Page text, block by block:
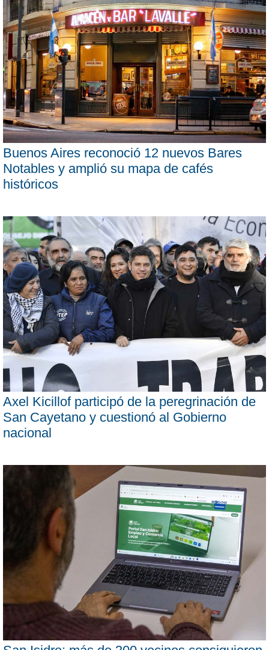
Buenos Aires reconoció 12 nuevos Bares
Notables y amplió su mapa de cafés
históricos
Axel Kicillof participó de la peregrinación de
San Cayetano y cuestionó al Gobierno
nacional